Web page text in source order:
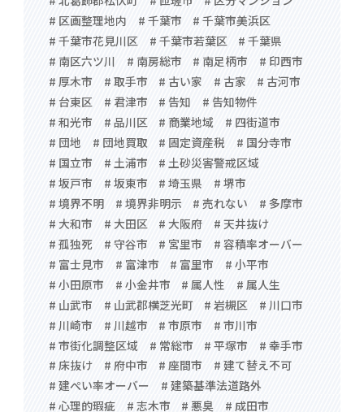
# 区画整理地内
# 千葉市
# 千葉市美浜区
# 千葉市花見川区
# 千葉市若葉区
# 千葉県
# 南区六ツ川
# 南房総市 # 南足柄市
# 印西市
# 厚木市
# 取手市 # 古い家 # 古家
# 古河市
# 台東区
# 君津市 # 告知
# 告知物件
# 和光市
# 品川区 # 商業地域
# 四街道市
# 団地
# 団地買取 # 固定資産税
# 国分寺市
# 国立市
# 土浦市
# 土砂災害警戒区域
# 坂戸市
# 坂東市 # 埼玉県
# 堺市
# 境界不明
# 境界非明示 # 売れない
# 多摩市
# 大和市
# 大田区 # 大阪府
# 天井抜け
# 孤独死
# 守谷市 # 宮里市
# 容積率オーバー
# 富士見市
# 富津市 # 富里市
# 小平市
# 小田原市
# 小金井市 # 属人性
# 属人生
# 山武市
# 山武郡横芝光町 # 岩槻区
# 川口市
# 川崎市
# 川越市 # 市原市
# 市川市
# 市街化調整区域
# 常総市 # 平塚市
# 幸手市
# 床抜け
# 府中市 # 座間市
# 建て替え不可
# 建ぺい率オーバー
# 建築基準法道路外
# 心理的瑕疵
# 志木市 # 悪臭
# 成田市